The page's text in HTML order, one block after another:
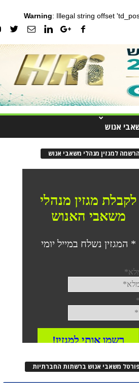
Warning: Illegal string offset
אנוש
הרשמה למגזין מנהלי משאבי אנוש
פורטל משאבי אנוש ברשתות החברתיות